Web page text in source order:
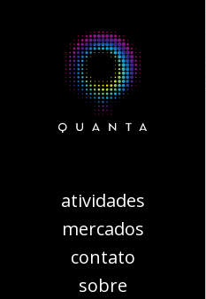
atividades
mercados
contato
sobre